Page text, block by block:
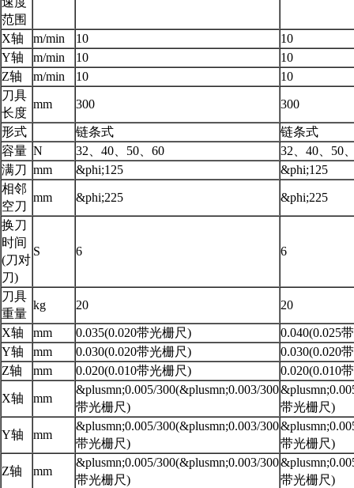
范围
X轴 m/min 10
10
Y轴
m/min 10
10
Z轴
m/min 10
10
刀具
长度
mm 300 300
形式 链条式
链条式
容量 N 32、40、50、60
32、40、50
满刀 mm &phi;125
&phi;125
相邻
空刀
mm &phi;225 &phi;225
换刀
时间
(刀对
刀)
S 6 6
刀具
重量
kg 20 20
X轴 mm 0.035(0.020带光栅尺)
0.040(0.025
Y轴
mm 0.030(0.020带光栅尺)
0.030(0.020
Z轴
mm 0.020(0.010带光栅尺) 0.020(0.010
X轴 mm
&plusmn;0.005/300(&plusmn;0.003/300
带光栅尺)
带光栅尺)
Y轴 mm
&plusmn;0.005/300(&plusmn;0.003/300
带光栅尺)
带光栅尺)
Z轴 mm
&plusmn;0.005/300(&plusmn;0.003/300
带光栅尺)
带光栅尺)